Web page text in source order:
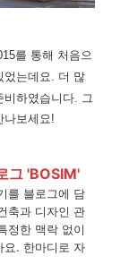
를 통해 처음으
었는데요 더 많
비하였습니다
그
나보세요 !
그 'BOSIM'
를 블로그에 담
축과 디자인 관
정한 맥락 없이
요. 한마디로 자